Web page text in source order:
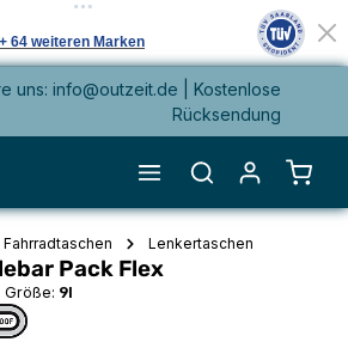
uns: info@outzeit.de | Kostenlose
Rücksendung
Fahrradtaschen Lenkertaschen
Pack Flex
Größe: 9l